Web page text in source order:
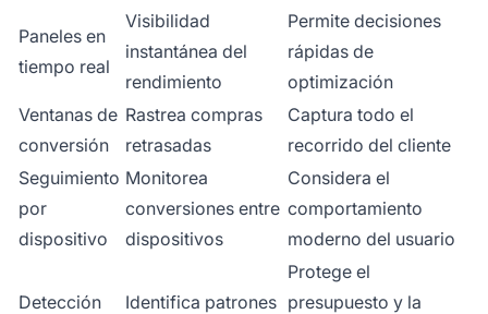
Paneles en
tiempo real
Visibilidad
instantánea del
rendimiento
Permite decisiones
rápidas de
optimización
Ventanas de
conversión
Rastrea compras
retrasadas
Captura todo el
recorrido del cliente
Seguimiento
por
dispositivo
Monitorea
conversiones entre
dispositivos
Considera el
comportamiento
moderno del usuario
Detección
Identifica patrones
Protege el
presupuesto y la